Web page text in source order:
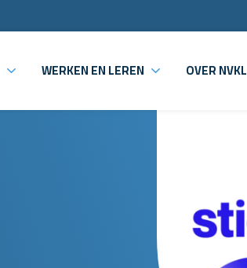
WERKEN EN LEREN OVER NVKL